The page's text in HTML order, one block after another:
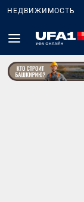
НЕДВИЖИМОСТЬ